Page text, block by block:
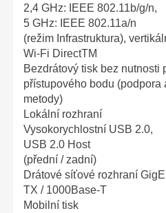
2,4 GHz: IEEE 802.11b/g/n,
5 GHz: IEEE 802.11a/n
(režim Infrastruktura),
Wi-Fi DirectTM
Bezdrátový tisk bez nutnosti
přístupového bodu (podpora
metody)
Lokální rozhraní
Vysokorychlostní USB 2.0,
USB 2.0 Host
(přední / zadní)
Drátové síťové rozhraní
TX / 1000Base-T
Mobilní tisk